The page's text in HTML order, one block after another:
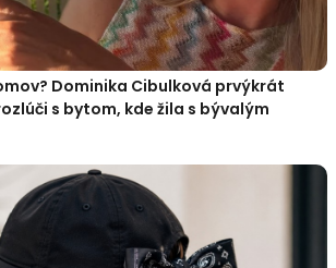
Dominika Cibulková prvýkrát
s bytom, kde žila s bývalým